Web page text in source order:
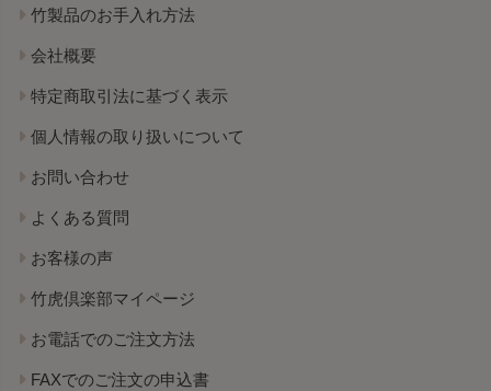
竹製品のお手入れ方法
会社概要
特定商取引法に基づく表示
個人情報の取り扱いについて
お問い合わせ
よくある質問
お客様の声
竹虎倶楽部マイページ
お電話でのご注文方法
FAXでのご注文の申込書